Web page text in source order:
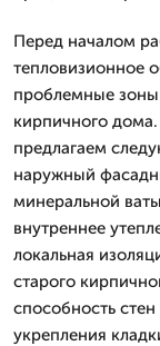
Перед началом
тепловизионное
проблемные зоны
кирпичного дома.
предлагаем
наружный
минеральной
внутреннее
локальная
старого
способность
укрепления